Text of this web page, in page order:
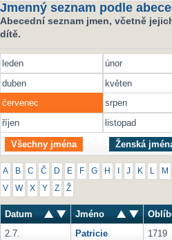
Jmenný seznam podle
Abecední seznam jmen, včetně
dítě.
leden únor
duben
květen
červenec
srpen
říjen
listopad
Všechny jména Ženská
A B C Č D E F G H J K M
V W X Y Z Ž
Datum Jméno
2.7.
Patricie 1719